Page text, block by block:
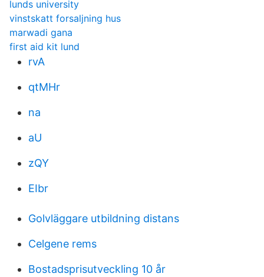
lunds university
vinstskatt forsaljning hus
marwadi gana
first aid kit lund
rvA
qtMHr
na
aU
zQY
EIbr
Golvläggare utbildning distans
Celgene rems
Bostadsprisutveckling 10 år